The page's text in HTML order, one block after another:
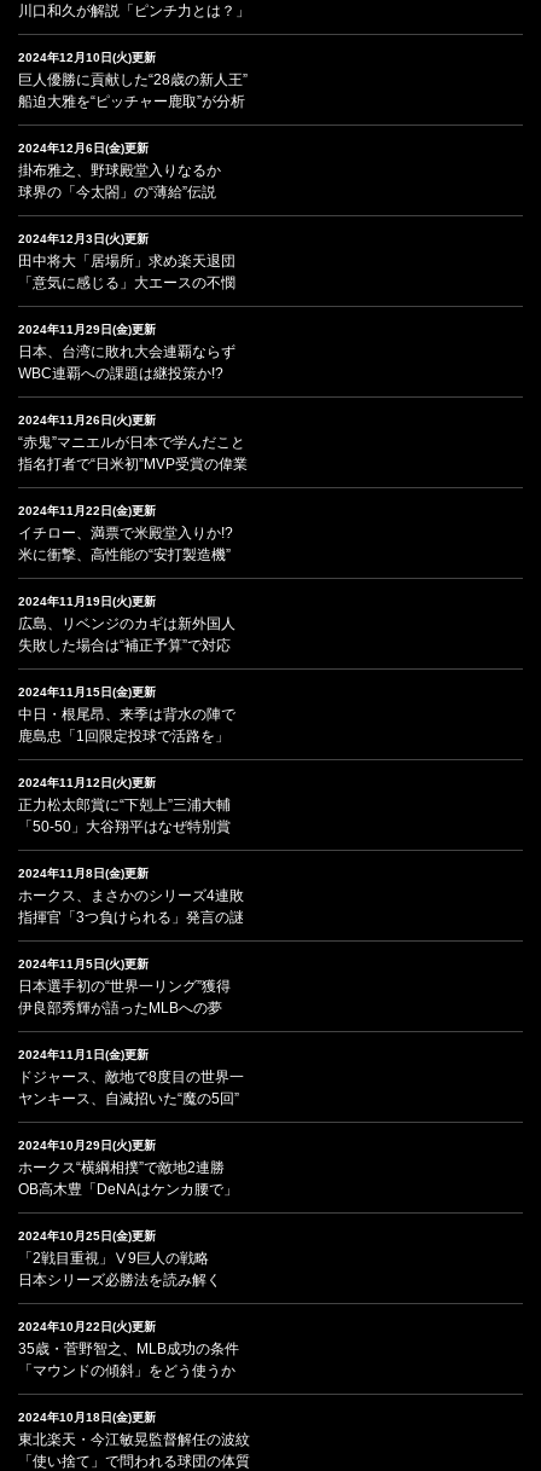
川口和久が解説「ピンチ力とは？」
2024年12月10日(火)更新
巨人優勝に貢献した“28歳の新人王”
船迫大雅を“ピッチャー鹿取”が分析
2024年12月6日(金)更新
掛布雅之、野球殿堂入りなるか
球界の「今太閤」の“薄給”伝説
2024年12月3日(火)更新
田中将大「居場所」求め楽天退団
「意気に感じる」大エースの不憫
2024年11月29日(金)更新
日本、台湾に敗れ大会連覇ならず
WBC連覇への課題は継投策か!?
2024年11月26日(火)更新
“赤鬼”マニエルが日本で学んだこと
指名打者で“日米初”MVP受賞の偉業
2024年11月22日(金)更新
イチロー、満票で米殿堂入りか!?
米に衝撃、高性能の“安打製造機”
2024年11月19日(火)更新
広島、リベンジのカギは新外国人
失敗した場合は“補正予算”で対応
2024年11月15日(金)更新
中日・根尾昂、来季は背水の陣で
鹿島忠「1回限定投球で活路を」
2024年11月12日(火)更新
正力松太郎賞に“下剋上”三浦大輔
「50-50」大谷翔平はなぜ特別賞
2024年11月8日(金)更新
ホークス、まさかのシリーズ4連敗
指揮官「3つ負けられる」発言の謎
2024年11月5日(火)更新
日本選手初の“世界一リング”獲得
伊良部秀輝が語ったMLBへの夢
2024年11月1日(金)更新
ドジャース、敵地で8度目の世界一
ヤンキース、自滅招いた“魔の5回”
2024年10月29日(火)更新
ホークス“横綱相撲”で敵地2連勝
OB高木豊「DeNAはケンカ腰で」
2024年10月25日(金)更新
「2戦目重視」Ⅴ9巨人の戦略
日本シリーズ必勝法を読み解く
2024年10月22日(火)更新
35歳・菅野智之、MLB成功の条件
「マウンドの傾斜」をどう使うか
2024年10月18日(金)更新
東北楽天・今江敏晃監督解任の波紋
「使い捨て」で問われる球団の体質